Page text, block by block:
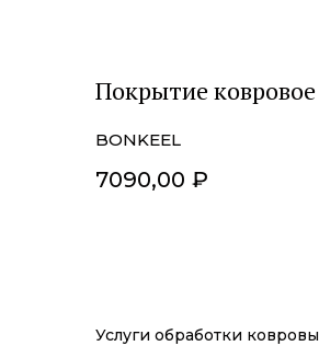
Покрытие
BONKEEL
7090,00 ₽
Услуги обработки